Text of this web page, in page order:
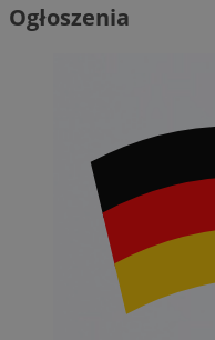
Ogłoszenia